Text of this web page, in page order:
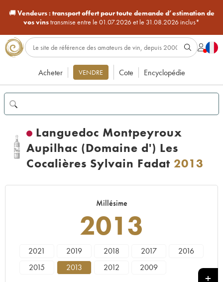
🚚Vendeurs : transport offert pour toute demande d’estimation de
vos vinstransmise entre le 01.07.2026 et le 31.08.2026 inclus*
Acheter VENDRE Cote Encyclopédie
Languedoc Montpeyroux
Aupilhac (Domaine d') Les
Cocalières Sylvain Fadat 2013
Millésime
2013
2021 2019 2018 2017
2016
2015
2013 2012 2009